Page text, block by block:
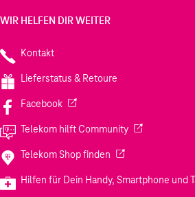
WIR HELFEN DIR WEITER
Kontakt
Lieferstatus & Retoure
Facebook(Wird in einem neuen Tab
Telekom hilft Community(Wird in einem
Telekom Shop finden (Wird in einem
Hilfen für Dein Handy, Smartphone und